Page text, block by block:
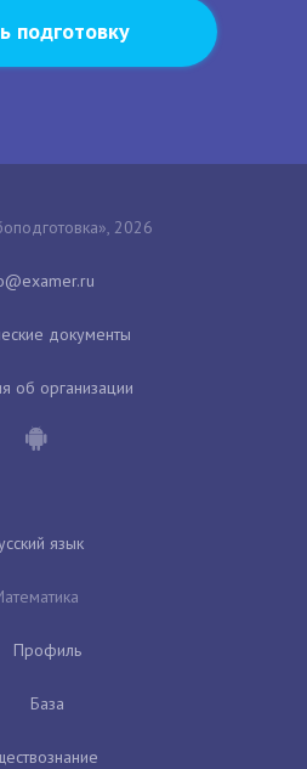
подготовку
2026
документы
об организации
язык
Профиль
База